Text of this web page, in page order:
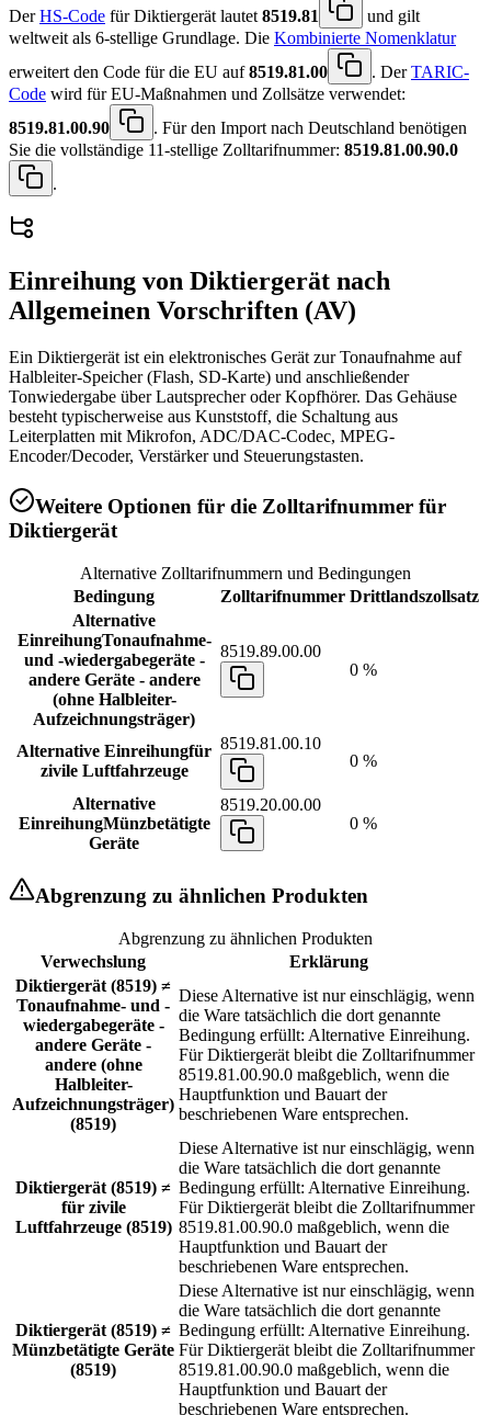
DerHS-Code für Diktiergerät lautet8519.81
und gilt
weltweit als 6-stellige Grundlage. Die Kombinierte Nomenklatur
erweitert den Code für die EU auf8519.81.00 . DerTARIC-
Code wird für EU-Maßnahmen und Zollsätze verwendet:
8519.81.00.90
. Für den Import nach Deutschland benötigen
Sie die vollständige 11-stellige Zolltarifnummer: 8519.81.00.90.0
.
Einreihung von Diktiergerät nach
Allgemeinen Vorschriften (AV)
Ein Diktiergerät ist ein elektronisches Gerät zur Tonaufnahme auf
Halbleiter-Speicher (Flash, SD-Karte) und anschließender
Tonwiedergabe über Lautsprecher oder Kopfhörer. Das Gehäuse
besteht typischerweise aus Kunststoff, die Schaltung aus
Leiterplatten mit Mikrofon, ADC/DAC-Codec, MPEG-
Encoder/Decoder, Verstärker und Steuerungstasten.
Weitere Optionen für die Zolltarifnummer für
Diktiergerät
Alternative Zolltarifnummern und Bedingungen
Bedingung
Zolltarifnummer Drittlandszollsatz
Alternative
EinreihungTonaufnahme-
und -wiedergabegeräte -
andere Geräte - andere
(ohne Halbleiter-
Aufzeichnungsträger)
8519.89.00.00
0 %
Alternative Einreihungfür
zivile Luftfahrzeuge
8519.81.00.10
0 %
Alternative
EinreihungMünzbetätigte
Geräte
8519.20.00.00
0 %
Abgrenzung zu ähnlichen Produkten
Abgrenzung zu ähnlichen Produkten
Verwechslung
Erklärung
Diktiergerät (8519) ≠
Tonaufnahme- und -
wiedergabegeräte -
andere Geräte -
andere (ohne
Halbleiter-
Aufzeichnungsträger)
(8519)
Diese Alternative ist nur einschlägig, wenn
die Ware tatsächlich die dort genannte
Bedingung erfüllt: Alternative Einreihung.
Für Diktiergerät bleibt die Zolltarifnummer
8519.81.00.90.0 maßgeblich, wenn die
Hauptfunktion und Bauart der
beschriebenen Ware entsprechen.
Diktiergerät (8519) ≠
für zivile
Luftfahrzeuge (8519)
Diese Alternative ist nur einschlägig, wenn
die Ware tatsächlich die dort genannte
Bedingung erfüllt: Alternative Einreihung.
Für Diktiergerät bleibt die Zolltarifnummer
8519.81.00.90.0 maßgeblich, wenn die
Hauptfunktion und Bauart der
beschriebenen Ware entsprechen.
Diktiergerät (8519) ≠
Münzbetätigte Geräte
(8519)
Diese Alternative ist nur einschlägig, wenn
die Ware tatsächlich die dort genannte
Bedingung erfüllt: Alternative Einreihung.
Für Diktiergerät bleibt die Zolltarifnummer
8519.81.00.90.0 maßgeblich, wenn die
Hauptfunktion und Bauart der
beschriebenen Ware entsprechen.